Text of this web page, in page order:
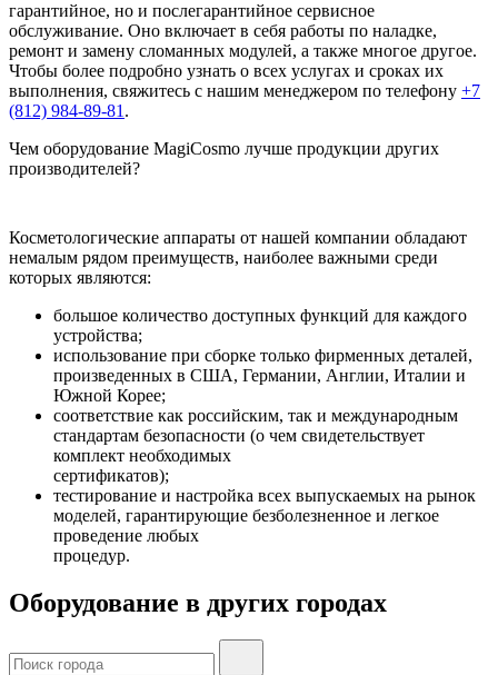
гарантийное, но и послегарантийное сервисное
обслуживание. Оно включает в себя работы по наладке,
ремонт и замену сломанных модулей, а также многое другое.
Чтобы более подробно узнать о всех услугах и сроках их
выполнения, свяжитесь с нашим менеджером по телефону +7
(812) 984-89-81 .
Чем оборудование MagiCosmo лучше продукции других
производителей?
Косметологические аппараты от нашей компании обладают
немалым рядом преимуществ, наиболее важными среди
которых являются:
большое количество доступных функций для каждого
устройства;
использование при сборке только фирменных деталей,
произведенных в США, Германии, Англии, Италии и
Южной Корее;
соответствие как российским, так и международным
стандартам безопасности (о чем свидетельствует
комплект необходимых
сертификатов);
тестирование и настройка всех выпускаемых на рынок
моделей, гарантирующие безболезненное и легкое
проведение любых
процедур.
Оборудование в других городах